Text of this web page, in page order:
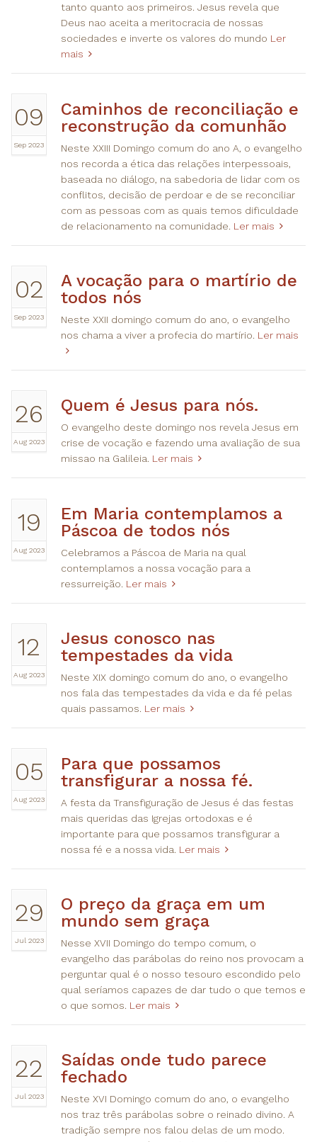
tanto quanto aos primeiros. Jesus revela que
Deus nao aceita a meritocracia de nossas
sociedades e inverte os valores do mundo Ler
mais
09
Sep 2023
Caminhos de reconciliação e
reconstrução da comunhão
Neste XXIII Domingo comum do ano A, o evangelho
nos recorda a ética das relações interpessoais,
baseada no diálogo, na sabedoria de lidar com os
conflitos, decisão de perdoar e de se reconciliar
com as pessoas com as quais temos dificuldade
de relacionamento na comunidade. Ler mais
02
Sep 2023
A vocação para o martírio de
todos nós
Neste XXII domingo comum do ano, o evangelho
nos chama a viver a profecia do martírio. Ler mais
26
Aug 2023
Quem é Jesus para nós.
O evangelho deste domingo nos revela Jesus em
crise de vocação e fazendo uma avaliação de sua
missao na Galileia. Ler mais
19
Aug 2023
Em Maria contemplamos a
Páscoa de todos nós
Celebramos a Páscoa de Maria na qual
contemplamos a nossa vocação para a
ressurreição. Ler mais
12
Aug 2023
Jesus conosco nas
tempestades da vida
Neste XIX domingo comum do ano, o evangelho
nos fala das tempestades da vida e da fé pelas
quais passamos. Ler mais
05
Aug 2023
Para que possamos
transfigurar a nossa fé.
A festa da Transfiguração de Jesus é das festas
mais queridas das Igrejas ortodoxas e é
importante para que possamos transfigurar a
nossa fé e a nossa vida. Ler mais
29
Jul 2023
O preço da graça em um
mundo sem graça
Nesse XVII Domingo do tempo comum, o
evangelho das parábolas do reino nos provocam a
perguntar qual é o nosso tesouro escondido pelo
qual seríamos capazes de dar tudo o que temos e
o que somos. Ler mais
22
Jul 2023
Saídas onde tudo parece
fechado
Neste XVI Domingo comum do ano, o evangelho
nos traz três parábolas sobre o reinado divino. A
tradição sempre nos falou delas de um modo.